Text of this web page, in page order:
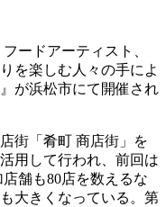
ードアーティスト、
を楽しむ人々の手によ
が浜松市にて開催され
街「肴町 商店街」を
用して行われ、前回は
舗も80店を数えるな
大きくなっている。第